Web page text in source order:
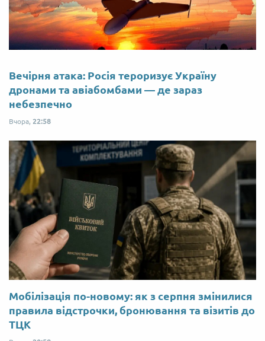
Вечірня атака: Росія тероризує Україну
дронами та авіабомбами — де зараз
небезпечно
Вчора, 22:58
Мобілізація по-новому: як з серпня змінилися
правила відстрочки, бронювання та візитів до
ТЦК